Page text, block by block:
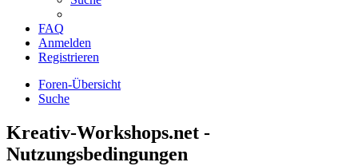
FAQ
Anmelden
Registrieren
Foren-Übersicht
Suche
Kreativ-Workshops.net -
Nutzungsbedingungen